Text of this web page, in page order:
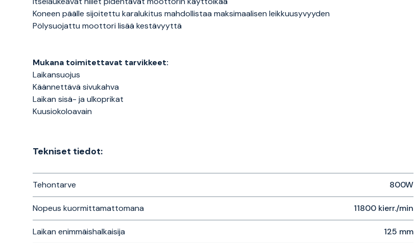
Koneen päälle sijoitettu karalukitus mahdollistaa maksimaalisen leikkuusyvyyden
Pölysuojattu moottori lisää kestävyyttä
Mukana toimitettavat tarvikkeet:
Laikansuojus
Käännettävä sivukahva
Laikan sisä- ja ulkoprikat
Kuusiokoloavain
Tekniset tiedot:
Tehontarve 800W
Nopeus kuormittamattomana 11800 kierr./min
Laikan enimmäishalkaisija 125 mm